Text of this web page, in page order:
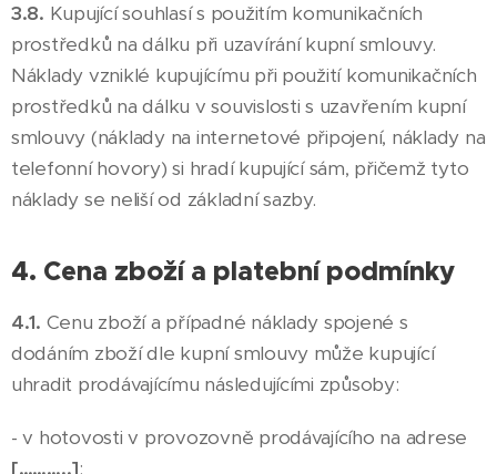
3.8. Kupující souhlasí s použitím komunikačních
prostředků na dálku při uzavírání kupní smlouvy.
Náklady vzniklé kupujícímu při použití komunikačních
prostředků na dálku v souvislosti s uzavřením kupní
smlouvy (náklady na internetové připojení, náklady na
telefonní hovory) si hradí kupující sám, přičemž tyto
náklady se neliší od základní sazby.
4. Cena zboží a platební podmínky
4.1. Cenu zboží a případné náklady spojené s
dodáním zboží dle kupní smlouvy může kupující
uhradit prodávajícímu následujícími způsoby:
- v hotovosti v provozovně prodávajícího na adrese
[………..];